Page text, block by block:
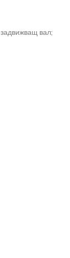
вал;